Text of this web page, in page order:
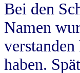
Bei den
Namen
haben.